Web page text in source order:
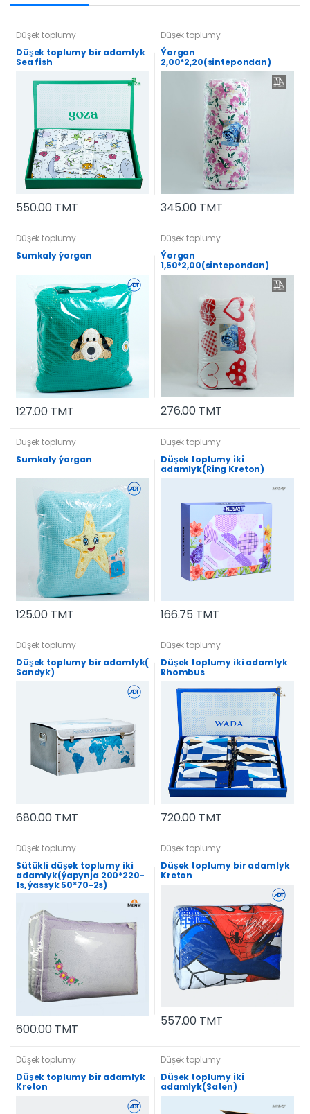
Düşek toplumy
Düşek toplumy bir adamlyk
Sea fish
550.00 TMT
Düşek toplumy
Ýorgan
2,00*2,20(sintepondan)
345.00 TMT
Düşek toplumy
Sumkaly ýorgan
127.00 TMT
Düşek toplumy
Ýorgan
1,50*2,00(sintepondan)
276.00 TMT
Düşek toplumy
Sumkaly ýorgan
125.00 TMT
Düşek toplumy
Düşek toplumy iki
adamlyk(Ring Kreton)
166.75 TMT
Düşek toplumy
Düşek toplumy bir adamlyk(
Sandyk)
680.00 TMT
Düşek toplumy
Düşek toplumy iki adamlyk
Rhombus
720.00 TMT
Düşek toplumy
Sütükli düşek toplumy iki
adamlyk(ýapynja 200*220-
1s, ýassyk 50*70-2s)
600.00 TMT
Düşek toplumy
Düşek toplumy bir adamlyk
Kreton
557.00 TMT
Düşek toplumy
Düşek toplumy bir adamlyk
Kreton
Düşek toplumy
Düşek toplumy iki
adamlyk(Saten)